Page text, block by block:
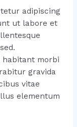
adipiscing
ut labore et
habitant morbi
gravida
vitae
elementum